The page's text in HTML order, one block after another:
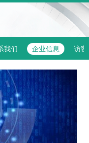
我们 企业信息 访客